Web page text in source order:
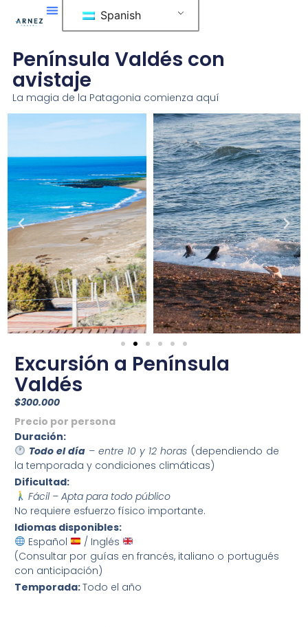
Spanish
Península Valdés con
avistaje
La magia de la Patagonia comienza aquí
Excursión a Península
Valdés
Precio por persona
$300.000
Duración:
Todo el día – entre 10 y 12 horas (dependiendo de
la temporada y condiciones climáticas)
Dificultad:
Fácil – Apta para todo público
No requiere esfuerzo físico importante.
Idiomas disponibles:
Español
/ Inglés
(Consultar por guías en francés, italiano o portugués
con anticipación)
Temporada:Todo el año